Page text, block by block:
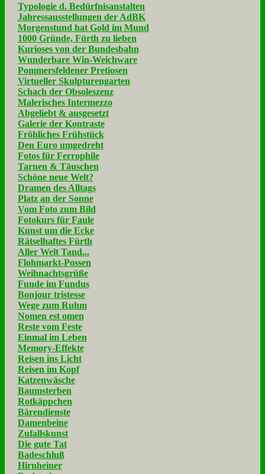
Typologie d. Bedürfnisanstalten
Jahressausstellungen der AdBK
Morgenstund hat Gold im Mund
1000 Gründe, Fürth zu lieben
Kurioses von der Bundesbahn
Wunderbare Win-Weichware
Pommersfeldener Pretiosen
Virtueller Skulpturengarten
Schach der Obsoleszenz
Malerisches Intermezzo
Abgeliebt & ausgesetzt
Galerie der Kontraste
Fröhliches Frühstück
Den Euro umgedreht
Fotos für Ferrophile
Tarnen & Täuschen
Schöne neue Welt?
Dramen des Alltags
Platz an der Sonne
Vom Foto zum Bild
Fotokurs für Faule
Kunst um die Ecke
Rätselhaftes Fürth
Aller Welt Tand...
Flohmarkt-Possen
Weihnachtsgrüße
Funde im Fundus
Bonjour tristesse
Wege zum Ruhm
Nomen est omen
Reste vom Feste
Einmal im Leben
Memory-Effekte
Reisen ins Licht
Reisen im Kopf
Katzenwäsche
Baumsterben
Rotkäppchen
Bärendienste
Damenbeine
Zufallskunst
Die gute Tat
Badeschluß
Hirnheiner